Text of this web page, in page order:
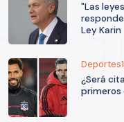
"Las
Ley Karin
¿Será
primeros